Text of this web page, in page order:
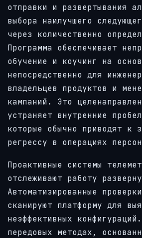
отправки и развертывания
выбора наилучшего
через количественно
Программа обеспечивает
обучение и коучинг на
непосредственно для
владельцев продуктов и
кампаний. Это
устраняет внутренние
которые обычно приводят к
регрессу в операциях
Проактивные системы
отслеживают работу
Автоматизированные
сканируют платформу для
неэффективных
передовых методах,